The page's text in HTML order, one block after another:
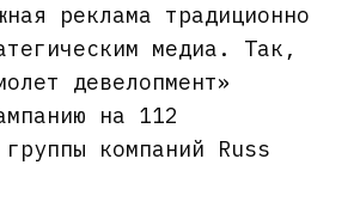
реклама традиционно
медиа. Так,
девелопмент»
на 112
группы компаний Russ